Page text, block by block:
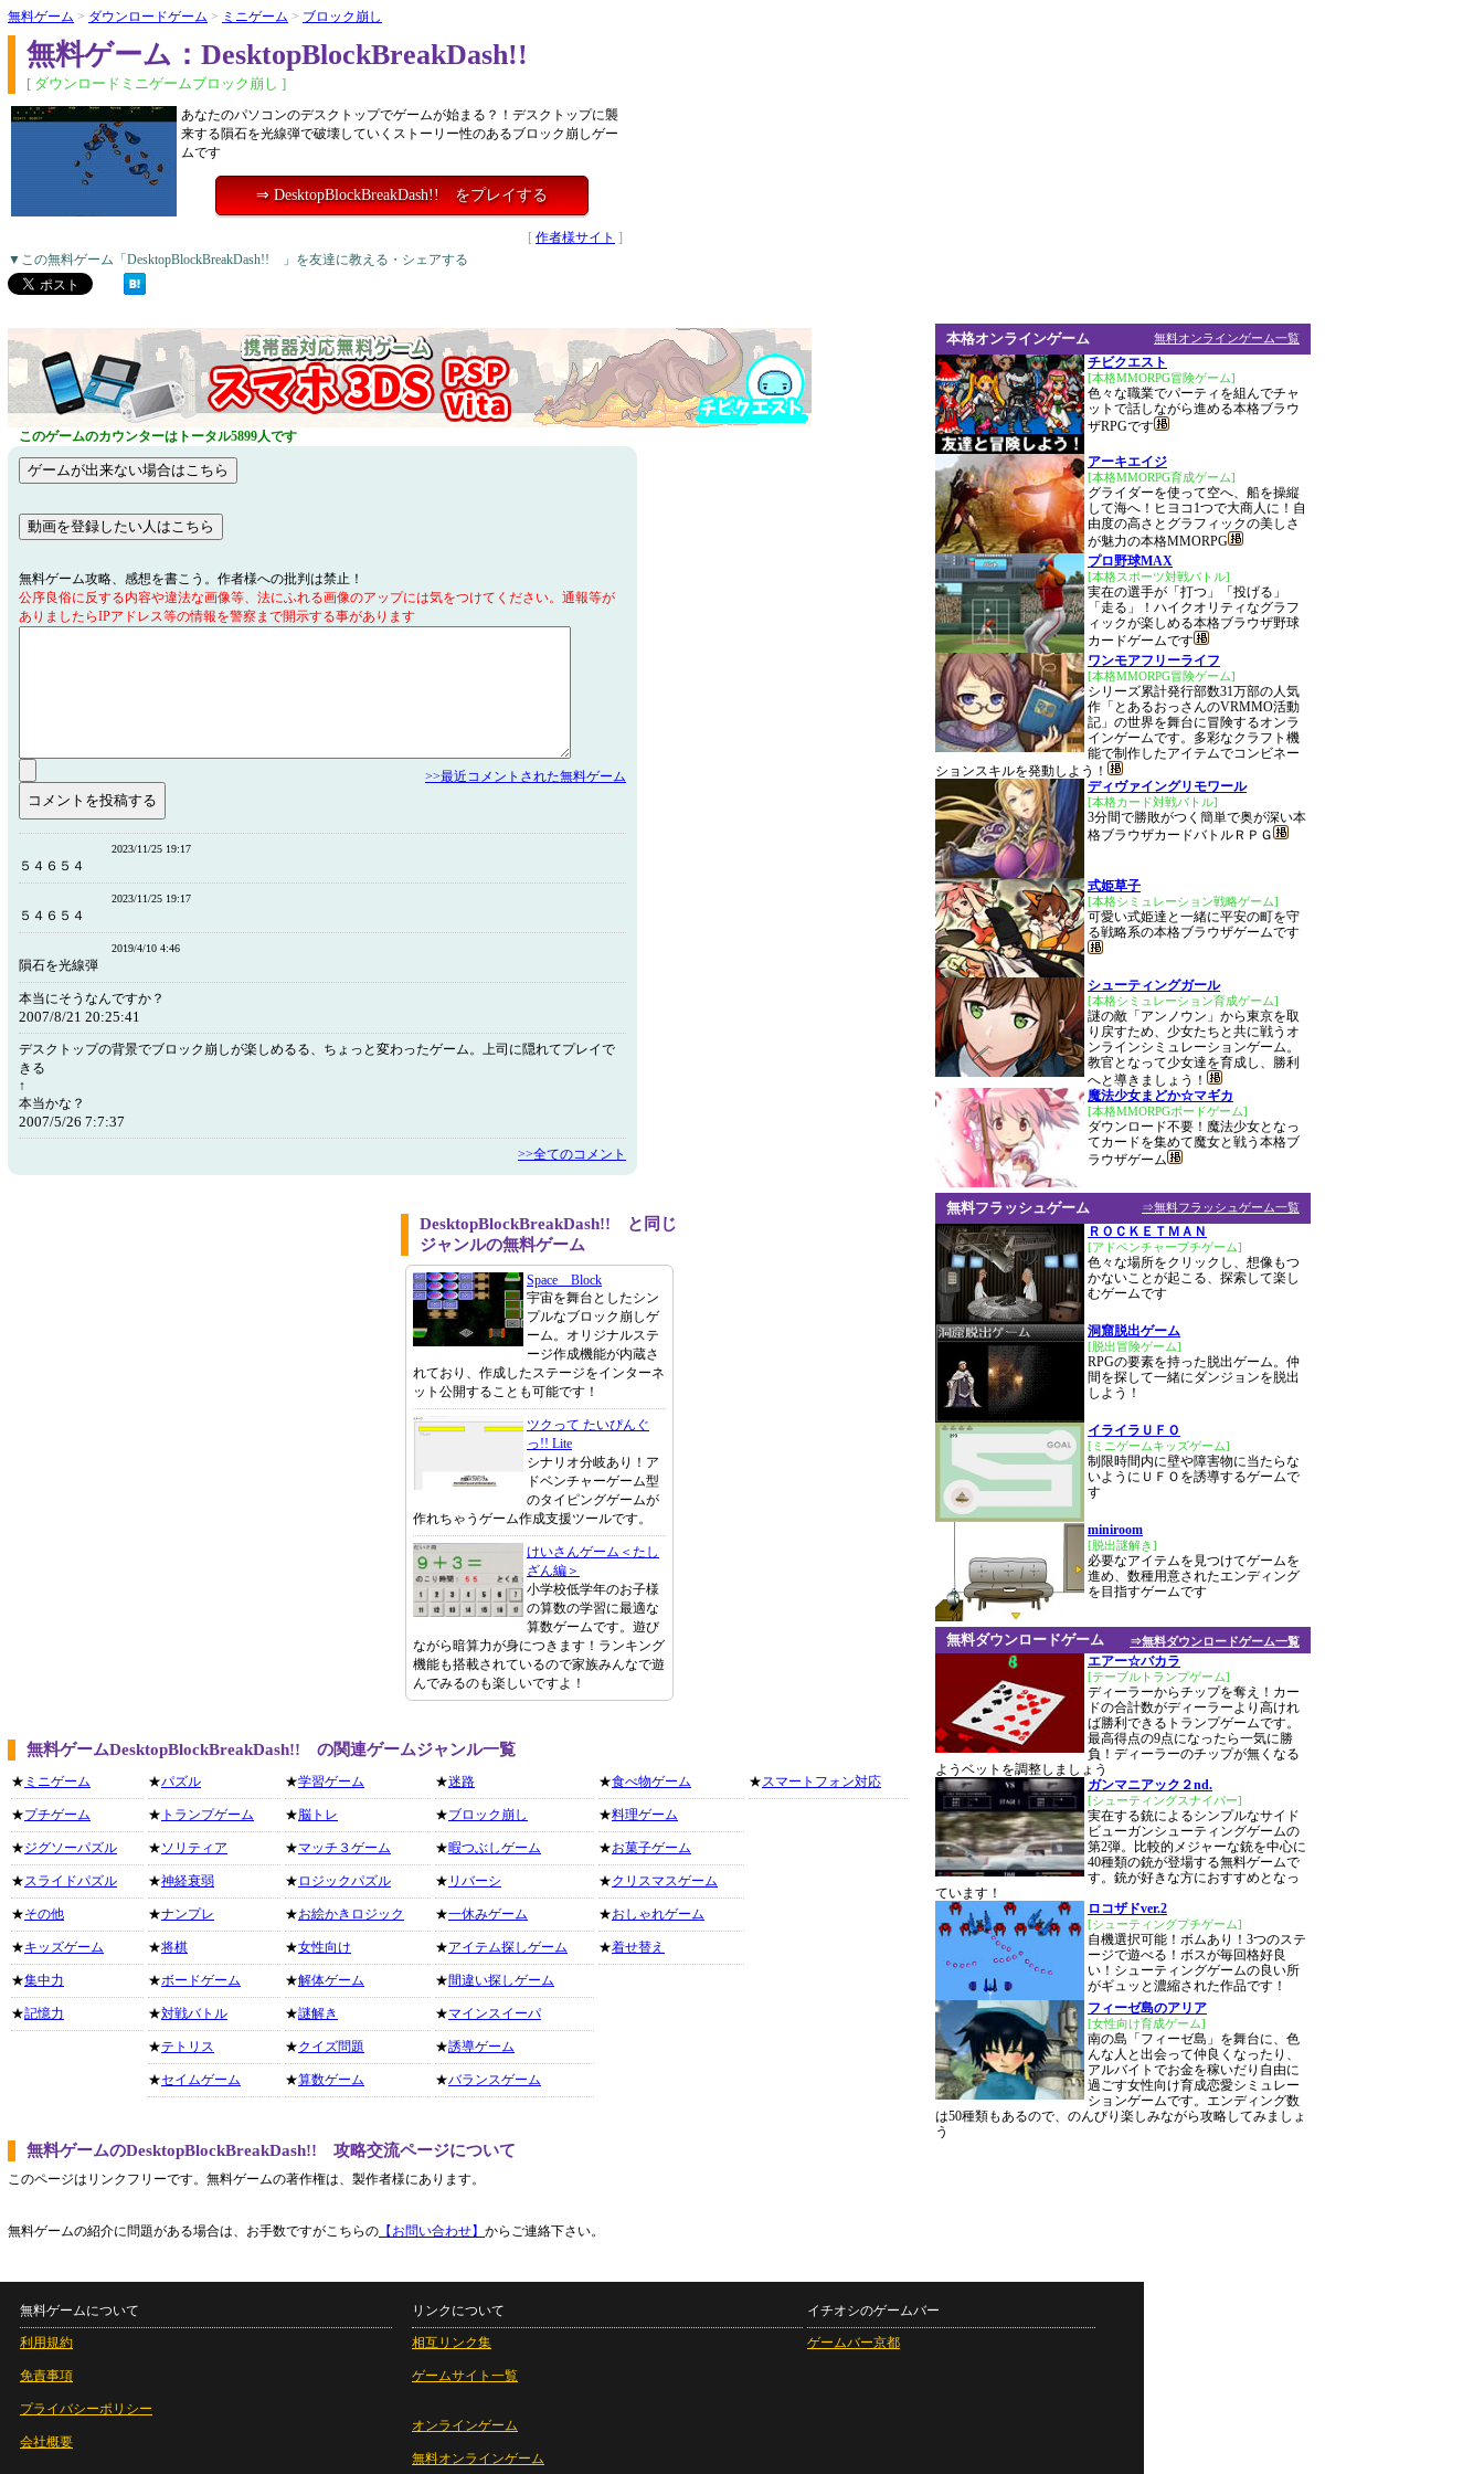
無料ゲーム > ダウンロードゲーム > ミニゲーム > ブロック崩し
無料ゲーム：DesktopBlockBreakDash!!
[ ダウンロードミニゲームブロック崩し ]
あなたのパソコンのデスクトップでゲームが始まる？！デスクトップに襲
来する隕石を光線弾で破壊していくストーリー性のあるブロック崩しゲー
ムです
⇒ DesktopBlockBreakDash!! をプレイする
[ 作者様サイト ]
▼この無料ゲーム「DesktopBlockBreakDash!! 」を友達に教える・シェアする
このゲームのカウンターはトータル5899人です
無料ゲーム攻略、感想を書こう。作者様への批判は禁止！
公序良俗に反する内容や違法な画像等、法にふれる画像のアップには気をつけてください。通報等が
ありましたらIPアドレス等の情報を警察まで開示する事があります
>>最近コメントされた無料ゲーム
2023/11/25 19:17
５４６５４
2023/11/25 19:17
５４６５４
2019/4/10 4:46
隕石を光線弾
本当にそうなんですか？
2007/8/21 20:25:41
デスクトップの背景でブロック崩しが楽しめるる、ちょっと変わったゲーム。上司に隠れてプレイで
きる
↑
本当かな？
2007/5/26 7:7:37
>>全てのコメント
DesktopBlockBreakDash!! と同じ
ジャンルの無料ゲーム
Space Block
宇宙を舞台としたシン
プルなブロック崩しゲ
ーム。オリジナルステ
ージ作成機能が内蔵さ
れており、作成したステージをインターネ
ット公開することも可能です！
ツクって たいぴんぐ
っ!! Lite
シナリオ分岐あり！ア
ドベンチャーゲーム型
のタイピングゲームが
作れちゃうゲーム作成支援ツールです。
けいさんゲーム＜たし
ざん編＞
小学校低学年のお子様
の算数の学習に最適な
算数ゲームです。遊び
ながら暗算力が身につきます！ランキング
機能も搭載されているので家族みんなで遊
んでみるのも楽しいですよ！
無料ゲームDesktopBlockBreakDash!! の関連ゲームジャンル一覧
★ ミニゲーム
★プチゲーム
★ジグソーパズル
★スライドパズル
★その他
★キッズゲーム
★集中力
★記憶力
★パズル
★ トランプゲーム
★ソリティア
★神経衰弱
★ナンプレ
★将棋
★ボードゲーム
★対戦バトル
★テトリス
★セイムゲーム
★学習ゲーム
★脳トレ
★マッチ３ゲーム
★ ロジックパズル
★お絵かきロジック
★女性向け
★解体ゲーム
★謎解き
★クイズ問題
★算数ゲーム
★迷路
★ブロック崩し
★暇つぶしゲーム
★ リバーシ
★一休みゲーム
★アイテム探しゲーム
★間違い探しゲーム
★マインスイーパ
★誘導ゲーム
★バランスゲーム
★食べ物ゲーム
★料理ゲーム
★お菓子ゲーム
★クリスマスゲーム
★おしゃれゲーム
★着せ替え
★スマートフォン対応
無料ゲームのDesktopBlockBreakDash!! 攻略交流ページについて
このページはリンクフリーです。無料ゲームの著作権は、製作者様にあります。
無料ゲームの紹介に問題がある場合は、お手数ですがこちらの 【お問い合わせ】 からご連絡下さい。
無料オンラインゲーム一覧
本格オンラインゲーム
チビクエスト
[本格MMORPG冒険ゲーム]
色々な職業でパーティを組んでチャ
ットで話しながら進める本格ブラウ
ザRPGです
アーキエイジ
[本格MMORPG育成ゲーム]
グライダーを使って空へ、船を操縦
して海へ！ヒヨコ1つで大商人に！自
由度の高さとグラフィックの美しさ
が魅力の本格MMORPG
プロ野球MAX
[本格スポーツ対戦バトル]
実在の選手が「打つ」「投げる」
「走る」！ハイクオリティなグラフ
ィックが楽しめる本格ブラウザ野球
カードゲームです
ワンモアフリーライフ
[本格MMORPG冒険ゲーム]
シリーズ累計発行部数31万部の人気
作「とあるおっさんのVRMMO活動
記」の世界を舞台に冒険するオンラ
インゲームです。多彩なクラフト機
能で制作したアイテムでコンビネー
ションスキルを発動しよう！
ディヴァイングリモワール
[本格カード対戦バトル]
3分間で勝敗がつく簡単で奥が深い本
格ブラウザカードバトルＲＰＧ
式姫草子
[本格シミュレーション戦略ゲーム]
可愛い式姫達と一緒に平安の町を守
る戦略系の本格ブラウザゲームです
シューティングガール
[本格シミュレーション育成ゲーム]
謎の敵「アンノウン」から東京を取
り戻すため、少女たちと共に戦うオ
ンラインシミュレーションゲーム。
教官となって少女達を育成し、勝利
へと導きましょう！
魔法少女まどか☆マギカ
[本格MMORPGボードゲーム]
ダウンロード不要！魔法少女となっ
てカードを集めて魔女と戦う本格ブ
ラウザゲーム
⇒無料フラッシュゲーム一覧
無料フラッシュゲーム
ＲＯＣＫＥＴＭＡＮ
[アドベンチャープチゲーム]
色々な場所をクリックし、想像もつ
かないことが起こる、探索して楽し
むゲームです
洞窟脱出ゲーム
[脱出冒険ゲーム]
RPGの要素を持った脱出ゲーム。仲
間を探して一緒にダンジョンを脱出
しよう！
イライラＵＦＯ
[ミニゲームキッズゲーム]
制限時間内に壁や障害物に当たらな
いようにＵＦＯを誘導するゲームで
す
miniroom
[脱出謎解き]
必要なアイテムを見つけてゲームを
進め、数種用意されたエンディング
を目指すゲームです
⇒無料ダウンロードゲーム一覧
無料ダウンロードゲーム
エアー☆バカラ
[テーブルトランプゲーム]
ディーラーからチップを奪え！カー
ドの合計数がディーラーより高けれ
ば勝利できるトランプゲームです。
最高得点の9点になったら一気に勝
負！ディーラーのチップが無くなる
ようベットを調整しましょう
ガンマニアック２nd.
[シューティングスナイパー]
実在する銃によるシンプルなサイド
ビューガンシューティングゲームの
第2弾。比較的メジャーな銃を中心に
40種類の銃が登場する無料ゲームで
す。銃が好きな方におすすめとなっ
ています！
ロコザドver.2
[シューティングプチゲーム]
自機選択可能！ボムあり！3つのステ
ージで遊べる！ボスが毎回格好良
い！シューティングゲームの良い所
がギュッと濃縮された作品です！
フィーゼ島のアリア
[女性向け育成ゲーム]
南の島「フィーゼ島」を舞台に、色
んな人と出会って仲良くなったり、
アルバイトでお金を稼いだり自由に
過ごす女性向け育成恋愛シミュレー
ションゲームです。エンディング数
は50種類もあるので、のんびり楽しみながら攻略してみましょ
う
無料ゲームについて
利用規約
免責事項
プライバシーポリシー
会社概要
リンクについて
相互リンク集
ゲームサイト一覧
オンラインゲーム
無料オンラインゲーム
イチオシのゲームバー
ゲームバー京都